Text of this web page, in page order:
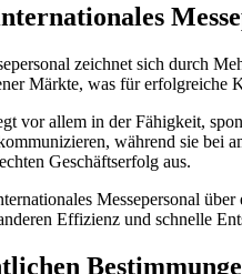
zeichnet sich durch
Märkte, was für erfolgreiche
vor allem in der Fähigkeit,
während sie bei
Geschäftserfolg aus.
Messepersonal
Effizienz und schnelle